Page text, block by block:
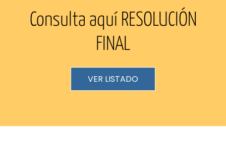
Consulta aquí RESOLUCIÓN
FINAL
VER LISTADO